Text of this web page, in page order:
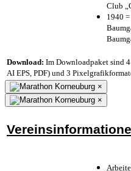
Club
1940
Download: Im Downloadpaket sind
AI EPS, PDF) und 3
×
×